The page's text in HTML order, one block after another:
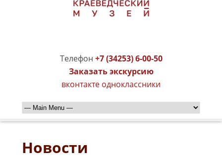
Телефон +7 (34253) 6-00-50
Заказать экскурсию
вконтакте одноклассники
Новости